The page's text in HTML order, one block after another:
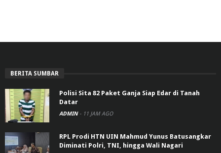
BERITA SUMBAR
Polisi Sita 82 Paket Ganja Siap Edar di Tanah
Datar
ADMIN - 11 JAM AGO
RPL Prodi HTN UIN Mahmud Yunus Batusangkar
Diminati Polri, TNI, hingga Wali Nagari